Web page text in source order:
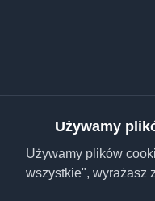
Używamy
Używamy plików
wszystkie", wyrażasz